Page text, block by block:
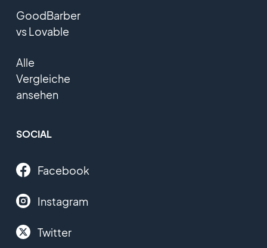
GoodBarber
vs Lovable
Alle
Vergleiche
ansehen
SOCIAL
Facebook
Instagram
Twitter